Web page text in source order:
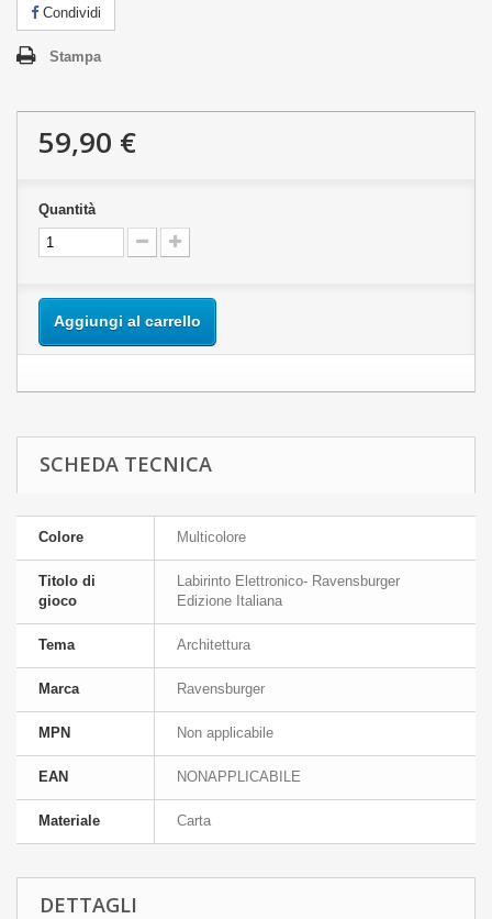
Condividi
Stampa
59,90 €
Quantità
Aggiungi al carrello
SCHEDA TECNICA
Colore Multicolore
Titolo di
gioco
Labirinto Elettronico- Ravensburger
Edizione Italiana
Tema Architettura
Marca Ravensburger
MPN Non applicabile
EAN NONAPPLICABILE
Materiale Carta
DETTAGLI